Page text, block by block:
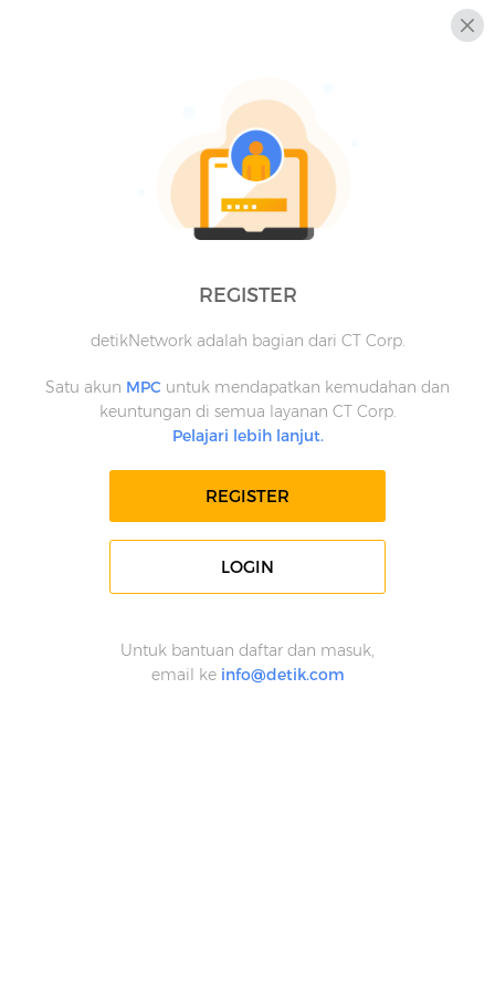
REGISTER
detikNetwork adalah bagian dari CT Corp.
Satu akun MPC untuk mendapatkan kemudahan dan
keuntungan di semua layanan CT Corp.
Pelajari lebih lanjut.
REGISTER
LOGIN
Untuk bantuan daftar dan masuk,
email ke info@detik.com